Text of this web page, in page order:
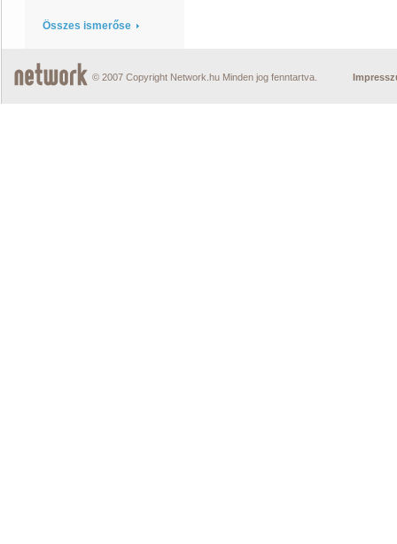
Összes ismerőse
© 2007 Copyright Network.hu Minden jog fenntartva.